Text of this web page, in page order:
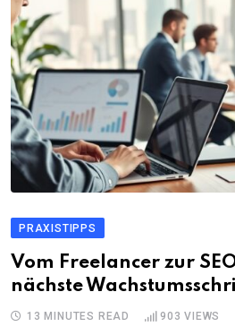
PRAXISTIPPS
Vom Freelancer zur
nächste
13 MINUTES READ 903 VIEWS